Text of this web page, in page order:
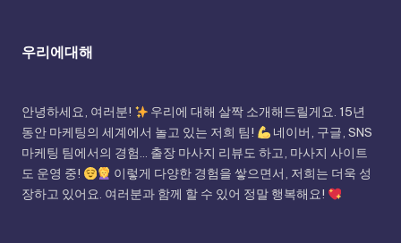
우리에대해
안녕하세요, 여러분!
우리에 대해 살짝 소개해드릴게요. 15년
동안 마케팅의 세계에서 놀고 있는 저희 팀!
네이버, 구글, SNS
마케팅 팀에서의 경험... 출장 마사지 리뷰도 하고, 마사지 사이트
도 운영 중!
이렇게 다양한 경험을 쌓으면서, 저희는 더욱 성
장하고 있어요. 여러분과 함께 할 수 있어 정말 행복해요!